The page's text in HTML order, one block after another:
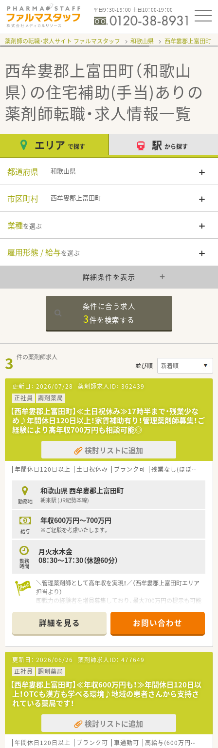
平日9：30-19：00 土日10：00-19：00
薬剤師の転職・求人サイト ファルマスタッフ 和歌山県 西牟婁郡上富田町
西牟婁郡上富田町（和歌山
県）の住宅補助(手当)あり の
薬剤師転職・求人情報一覧
エリア で探す 駅 から探す
都道府県 和歌山県
市区町村 西牟婁郡上富田町
業種を選ぶ
雇用形態 / 給与を選ぶ
詳細条件を表示
条件に合う求人
3件を検索する
3 件の薬剤師求人
並び順
更新日： 2026/07/28 薬剤師求人ID： 362439
正社員
調剤薬局
【西牟婁郡上富田町】≪土日祝休み≫17時半まで・残業少な
め♪年間休日120日以上！家賃補助有り！管理薬剤師募集！ご
経験により高年収700万円も相談可能◎
検討リストに追加
年間休日120日以上 土日祝休み ブランク可 残業なし(ほぼなし含む)
勤務地
和歌山県 西牟婁郡上富田町
朝来駅 (JR紀勢本線)
給与
年収600万円～700万円
※ご経験を考慮いたします。
勤務
時間
月火水木金
08：30～17：30（休憩60分）
＼管理薬剤師として高年収を実現！／（西牟婁郡上富田町エリア
担当より）
即戦力の経験者を増員募集しており、最大700万円の提示も可能
心してキャリアを築いていただけます。
＊------------------------------------------＊
【店舗情報と応需状況について】
■朝来駅から車で9分の場所に位置し、ケアミックス病院の門前
で多科目の処方箋を幅広く受け付けています。
■平日の応需枚数は1日20枚程度と比較的穏やかですが、週1回
の居宅在宅業務日には計60枚程を扱います。
■薬剤師1名と事務1名の少人数体制を基本としており、一人ひ
とりの患者様と丁寧に対話ができる環境です。
【勤務実態について】
■平日は毎日17時30分に閉局するため、残業は月平均10時間未
満と非常に少なく、18時前には退社可能です。
■土曜日、日曜日、祝日が完全にお休みとなるため、生活リズム
を一定に保ちやすく健康的に働き続けられます。
詳細を見る お問い合わせ
更新日： 2026/06/26 薬剤師求人ID： 477649
正社員
調剤薬局
【西牟婁郡上富田町】≪年収600万円も！≫年間休日120日以
上！OTCも漢方も学べる環境♪地域の患者さんから支持さ
れている薬局です！
検討リストに追加
年間休日120日以上 ブランク可 車通勤可 高給与(600万円以上)